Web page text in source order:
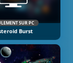
SUR PC
Burst